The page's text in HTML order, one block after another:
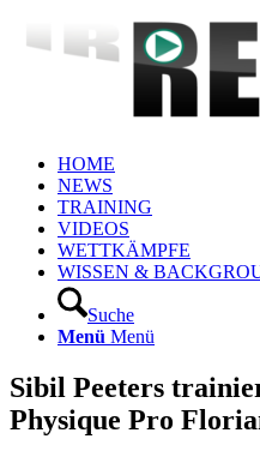
HOME
NEWS
TRAINING
VIDEOS
WETTKÄMPFE
WISSEN &
Suche
Menü Menü
Sibil Peeters
Physique Pro